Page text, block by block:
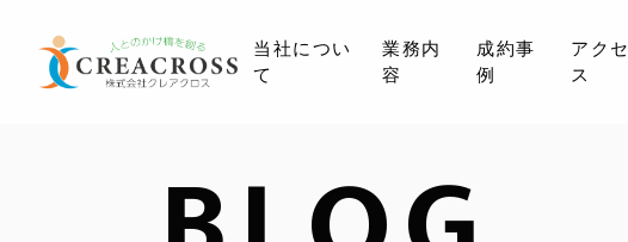
当社につい
て
業務内
容
成約事
例
アクセ
ス